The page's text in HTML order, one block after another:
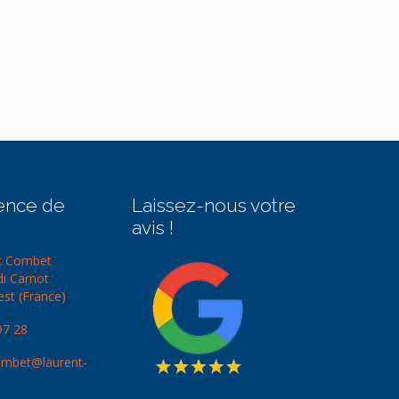
de
Combet
Carnot
(France)
28
Laissez-nous votre
avis !